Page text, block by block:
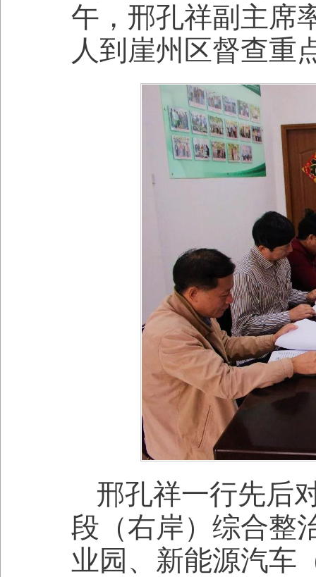
午，邢孔祥副主席
人到崖州区督查重
邢孔祥一行先后
段（右岸）综合整
业园、新能源汽车